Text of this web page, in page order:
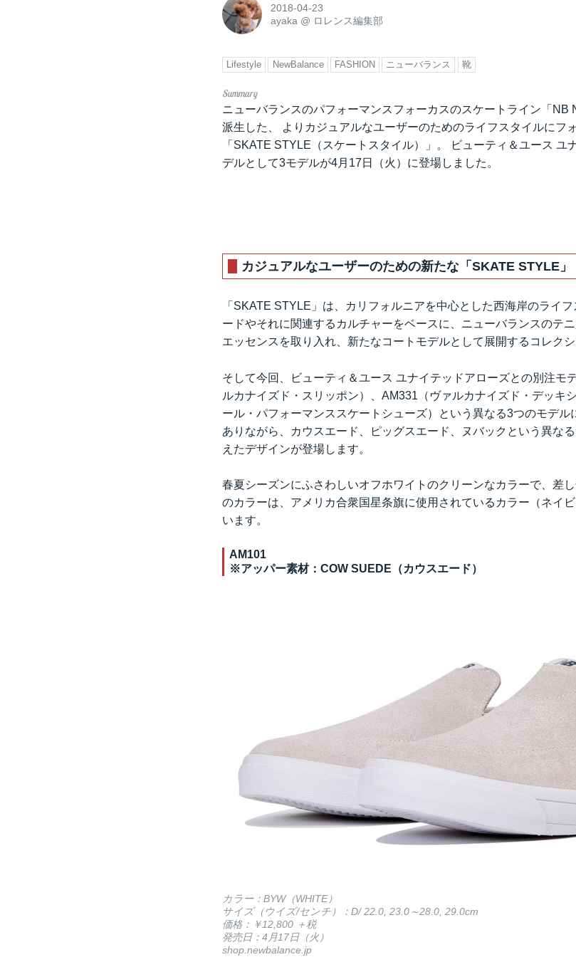
2018-04-23
ayaka @ ロレンス編集部
Lifestyle NewBalance FASHION ニューバランス 靴
ニューバランスのパフォーマンスフォーカスのスケートライン「NB
派生した、 よりカジュアルなユーザーのためのライフスタイルにフ
「SKATE STYLE（スケートスタイル）」。 ビューティ＆ユース ユ
デルとして3モデルが4月17日（火）に登場しました。
カジュアルなユーザーのための新たな「SKATE STYLE」
「SKATE STYLE」は、カリフォルニアを中心とした西海岸のライ
ードやそれに関連するカルチャーをベースに、ニューバランスのテ
エッセンスを取り入れ、新たなコートモデルとして展開するコレクシ
そして今回、ビューティ＆ユース ユナイテッドアローズとの別注モ
ルカナイズド・スリッポン）、AM331（ヴァルカナイズド・デッキ
ール・パフォーマンススケートシューズ）という異なる3つのモデ
ありながら、カウスエード、ピッグスエード、ヌバックという異な
えたデザインが登場します。
春夏シーズンにふさわしいオフホワイトのクリーンなカラーで、差
のカラーは、アメリカ合衆国星条旗に使用されているカラー（ネイ
います。
AM101
※アッパー素材：COW SUEDE（カウスエード）
カラー：BYW（WHITE）
サイズ（ウイズ/センチ）：D/ 22.0, 23.0～28.0, 29.0cm
価格：￥12,800 ＋税
発売日：4月17日（火）
shop.newbalance.jp